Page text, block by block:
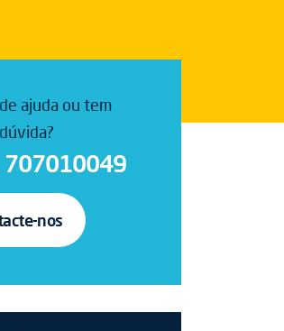
ajuda ou tem
707010049
nos